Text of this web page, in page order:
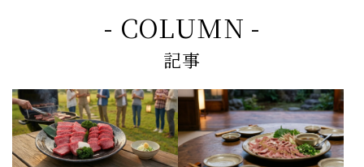
【BBQ(バーベキュー)特集】これから
の時期にぴったりなBBQにオススメな
米沢牛の商品をご紹介いたします。今
回限定のBBQセットや、定番部位のお
すすめ商品もございます！
お知らせ 2026.4.13
【母の日】5月10日の母の日に、
「『ありがとう』の気持ち」をお贈り
できます。
- COLUMN -
記事